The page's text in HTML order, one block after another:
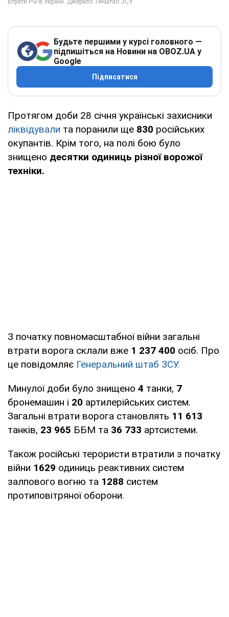
Будьте першими у курсі головного —
підпишіться на Новини на OBOZ.UA у
Google
Підписатися
Протягом доби 28 січня українські захисники
ліквідували та поранили ще 830 російських
окупантів. Крім того, на полі бою було
знищено десятки одиниць різної ворожої
техніки.
З початку повномасштабної війни загальні
втрати ворога склали вже 1 237 400 осіб. Про
це повідомляє Генеральний штаб ЗСУ.
Минулої доби було знищено 4 танки, 7
бронемашин і 20 артилерійських систем.
Загальні втрати ворога становлять 11 613
танків, 23 965 ББМ та 36 733 артсистеми.
Також російські терористи втратили з початку
війни 1629 одиниць реактивних систем
залпового вогню та 1288 систем
протиповітряної оборони.